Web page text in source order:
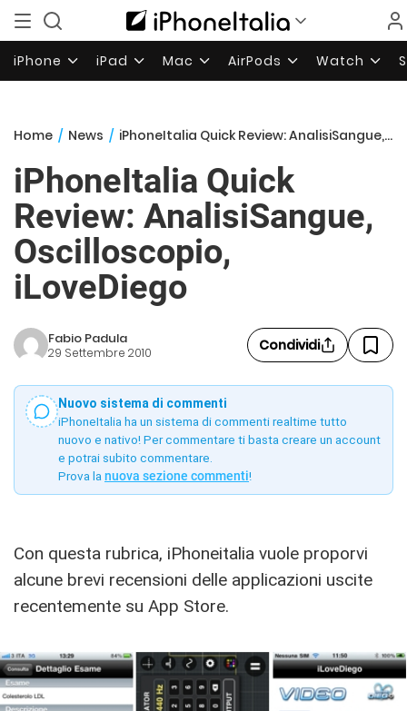
iPhone iPad Mac AirPods Watch
Home / News / iPhoneItalia Quick Review: AnalisiSangue, Oscilloscopio, iLoveDiego
iPhoneItalia Quick
Review: AnalisiSangue,
Oscilloscopio,
iLoveDiego
Fabio Padula
29 Settembre 2010 Condividi
Nuovo sistema di commenti
iPhoneItalia ha un sistema di commenti realtime tutto
nuovo e nativo! Per commentare ti basta creare un account
e potrai subito commentare.
Prova la nuova sezione commenti!
Con questa rubrica, iPhoneitalia vuole proporvi
alcune brevi recensioni delle applicazioni uscite
recentemente su App Store.